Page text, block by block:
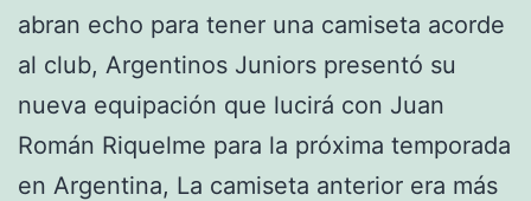
abran echo para tener una camiseta acorde
al club, Argentinos Juniors presentó su
nueva equipación que lucirá con Juan
Román Riquelme para la próxima temporada
en Argentina, La camiseta anterior era más